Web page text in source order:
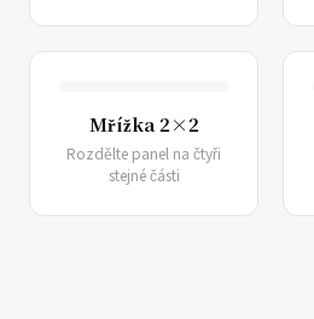
Mřížka 2×2
Rozdělte panel na čtyři
stejné části